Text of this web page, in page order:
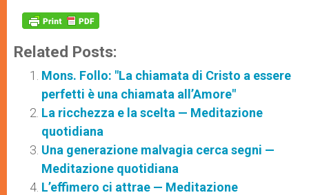
Related Posts:
Mons. Follo: "La chiamata di Cristo a essere
perfetti è una chiamata all’Amore"
La ricchezza e la scelta — Meditazione
quotidiana
Una generazione malvagia cerca segni —
Meditazione quotidiana
L’effimero ci attrae — Meditazione